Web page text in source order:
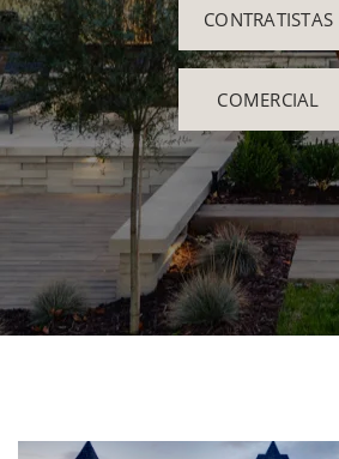
CONTRATISTAS
COMERCIAL